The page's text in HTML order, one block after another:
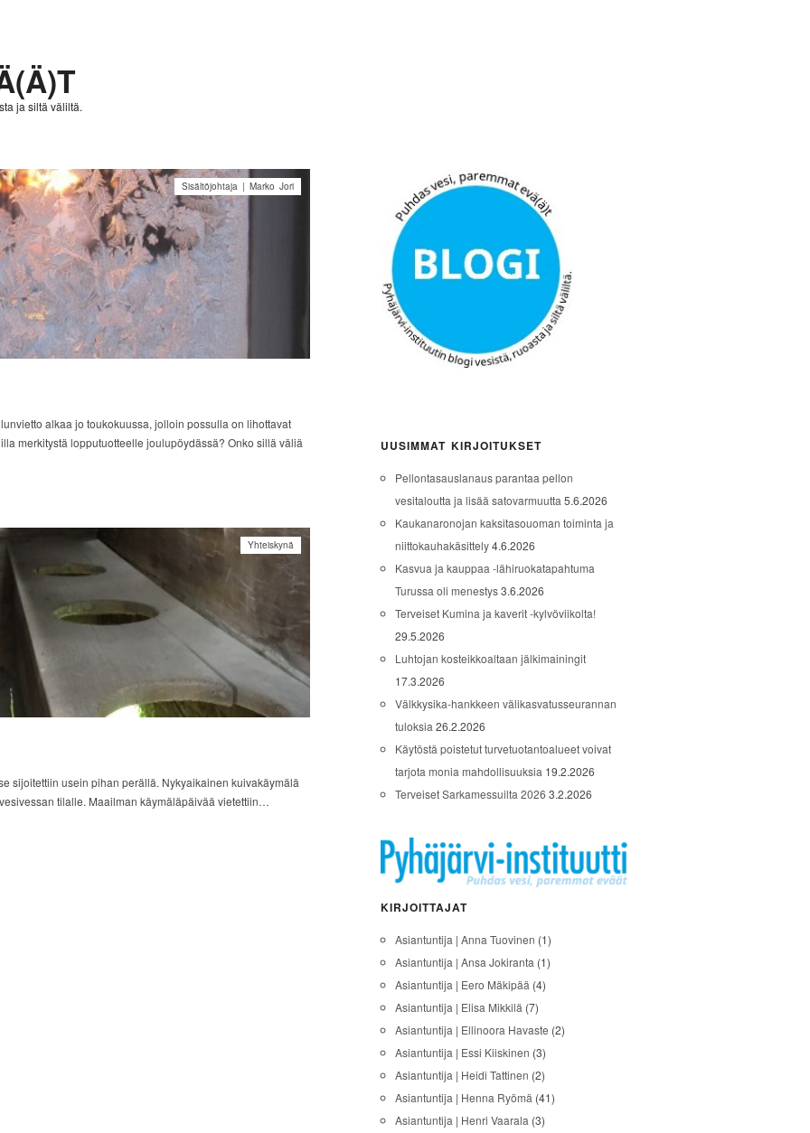
ja siltä väliltä.
Sisältöjohtaja | Marko Jori
alkaa jo toukokuussa, jolloin possulla on lihottavat
merkitystä lopputuotteelle joulupöydässä? Onko sillä väliä
Yhteiskynä
sijoitettiin usein pihan perällä. Nykyaikainen kuivakäymälä
tilalle. Maailman käymäläpäivää vietettiin…
UUSIMMAT KIRJOITUKSET
Pellontasauslanaus parantaa pellon
vesitaloutta ja lisää satovarmuutta 5.6.2026
Kaukanaronojan kaksitasouoman toiminta ja
niittokauhakäsittely 4.6.2026
Kasvua ja kauppaa -lähiruokatapahtuma
Turussa oli menestys 3.6.2026
Terveiset Kumina ja kaverit -kylvöviikolta!
29.5.2026
Luhtojan kosteikkoaltaan jälkimainingit
17.3.2026
Välkkysika-hankkeen välikasvatusseurannan
tuloksia 26.2.2026
Käytöstä poistetut turvetuotantoalueet voivat
tarjota monia mahdollisuuksia 19.2.2026
Terveiset Sarkamessuilta 2026 3.2.2026
KIRJOITTAJAT
Asiantuntija | Anna Tuovinen (1)
Asiantuntija | Ansa Jokiranta (1)
Asiantuntija | Eero Mäkipää (4)
Asiantuntija | Elisa Mikkilä (7)
Asiantuntija | Ellinoora Havaste (2)
Asiantuntija | Essi Kiiskinen (3)
Asiantuntija | Heidi Tattinen (2)
Asiantuntija | Henna Ryömä (41)
Asiantuntija | Henri Vaarala (3)